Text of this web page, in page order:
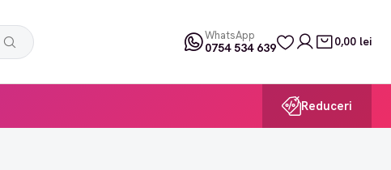
WhatsApp
0754 534 639 0,00 lei
Reduceri